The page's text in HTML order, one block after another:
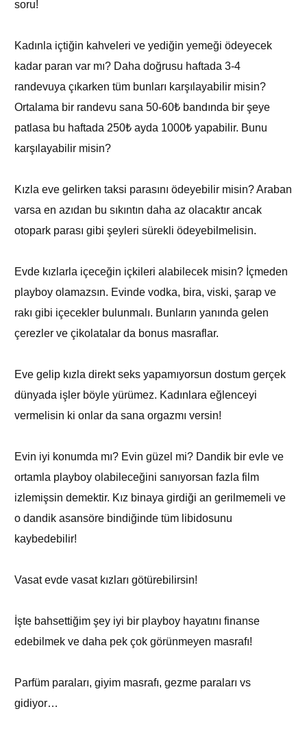
soru!
Kadınla içtiğin kahveleri ve yediğin yemeği ödeyecek
kadar paran var mı? Daha doğrusu haftada 3-4
randevuya çıkarken tüm bunları karşılayabilir misin?
Ortalama bir randevu sana 50-60₺ bandında bir şeye
patlasa bu haftada 250₺ ayda 1000₺ yapabilir. Bunu
karşılayabilir misin?
Kızla eve gelirken taksi parasını ödeyebilir misin? Araban
varsa en azıdan bu sıkıntın daha az olacaktır ancak
otopark parası gibi şeyleri sürekli ödeyebilmelisin.
Evde kızlarla içeceğin içkileri alabilecek misin? İçmeden
playboy olamazsın. Evinde vodka, bira, viski, şarap ve
rakı gibi içecekler bulunmalı. Bunların yanında gelen
çerezler ve çikolatalar da bonus masraflar.
Eve gelip kızla direkt seks yapamıyorsun dostum gerçek
dünyada işler böyle yürümez. Kadınlara eğlenceyi
vermelisin ki onlar da sana orgazmı versin!
Evin iyi konumda mı? Evin güzel mi? Dandik bir evle ve
ortamla playboy olabileceğini sanıyorsan fazla film
izlemişsin demektir. Kız binaya girdiği an gerilmemeli ve
o dandik asansöre bindiğinde tüm libidosunu
kaybedebilir!
Vasat evde vasat kızları götürebilirsin!
İşte bahsettiğim şey iyi bir playboy hayatını finanse
edebilmek ve daha pek çok görünmeyen masrafı!
Parfüm paraları, giyim masrafı, gezme paraları vs
gidiyor…